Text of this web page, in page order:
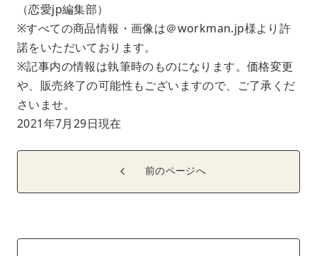
（恋愛jp編集部）
※すべての商品情報・画像は＠workman.jp様より許
諾をいただいております。
※記事内の情報は執筆時のものになります。価格変更
や、販売終了の可能性もございますので、ご了承くだ
さいませ。
2021年7月29日現在
前のページへ